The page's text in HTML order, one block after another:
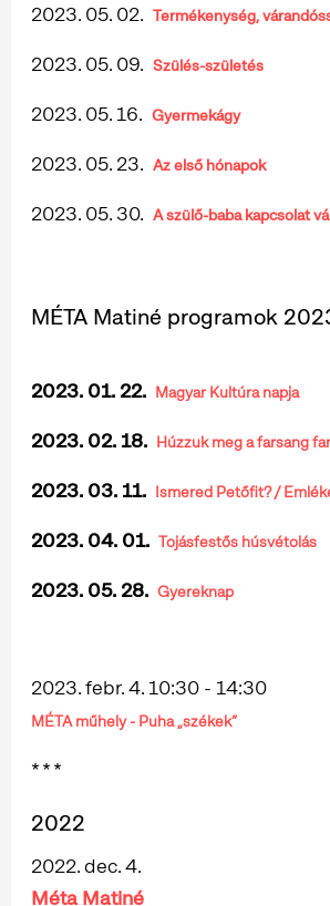
2023. 05. 02. Termékenység,
2023. 05. 09. Szülés-születés
2023. 05. 16. Gyermekágy
2023. 05. 23. Az első hónapok
2023. 05. 30. A szülő-baba kapcsolat
MÉTA Matiné programok
2023. 01. 22. Magyar Kultúra napja
2023. 02. 18. Húzzuk meg a farsang
2023. 03. 11. Ismered Petőfit? /
2023. 04. 01. Tojásfestős húsvétolás
2023. 05. 28. Gyereknap
2023. febr. 4. 10:30 - 14:30
MÉTA műhely - Puha „székek”
* * *
2022
2022. dec. 4.
Méta Matiné